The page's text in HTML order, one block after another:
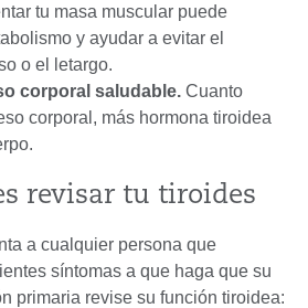
tu masa muscular puede
y ayudar a evitar el
o el letargo.
corporal saludable. Cuanto
corporal, más hormona tiroidea
revisar tu tiroides
a cualquier persona que
síntomas a que haga que su
primaria revise su función tiroidea: